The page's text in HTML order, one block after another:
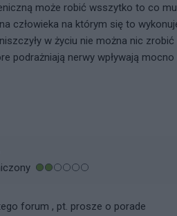
może robić wsszytko to co
człowieka na którym się to
w życiu nie można nic
podrażniają nerwy wpływają
forum , pt. prosze o porade